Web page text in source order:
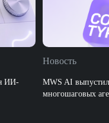
ИИ-
Новость
MWS AI
многошаговых